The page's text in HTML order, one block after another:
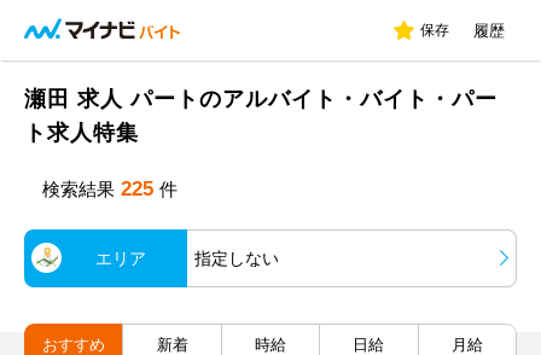
保存 履歴
瀬田 求人 パートのアルバイト・バイト・パー
ト求人特集
検索結果 225 件
エリア 指定しない
おすすめ 新着 時給 日給 月給